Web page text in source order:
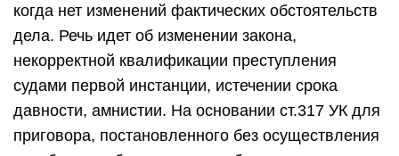
когда нет изменений фактических обстоятельств
дела. Речь идет об изменении закона,
некорректной квалификации преступления
судами первой инстанции, истечении срока
давности, амнистии. На основании ст.317 УК для
приговора, постановленного без осуществления